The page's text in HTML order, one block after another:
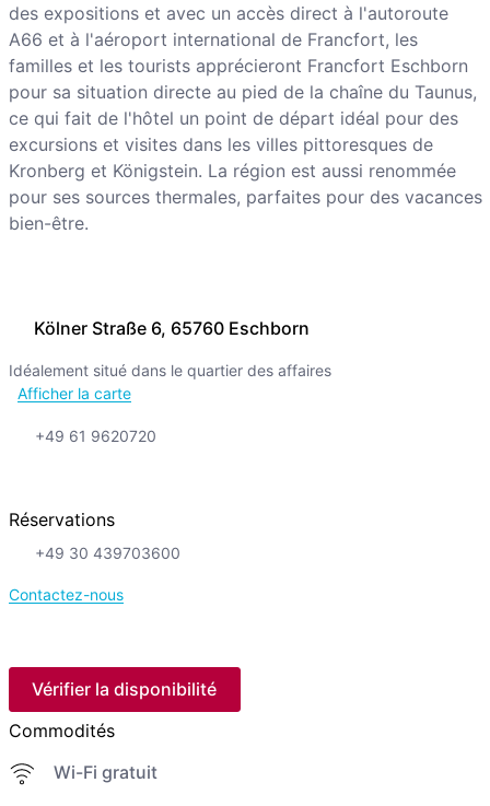
Kölner Straße 6, 65760 Eschborn
Idéalement situé dans le quartier des affaires
Afficher la carte
+49 61 9620720
Réservations
+49 30 439703600
Contactez-nous
Vérifier la disponibilité
Commodités
Wi-Fi gratuit
des expositions et avec un accès direct à l'autoroute
A66 et à l'aéroport international de Francfort, les
familles et les tourists apprécieront Francfort Eschborn
pour sa situation directe au pied de la chaîne du Taunus,
ce qui fait de l'hôtel un point de départ idéal pour des
excursions et visites dans les villes pittoresques de
Kronberg et Königstein. La région est aussi renommée
pour ses sources thermales, parfaites pour des vacances
bien-être.